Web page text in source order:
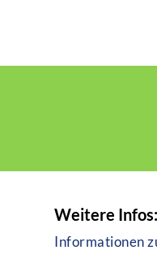
Weitere Infos:
Informationen